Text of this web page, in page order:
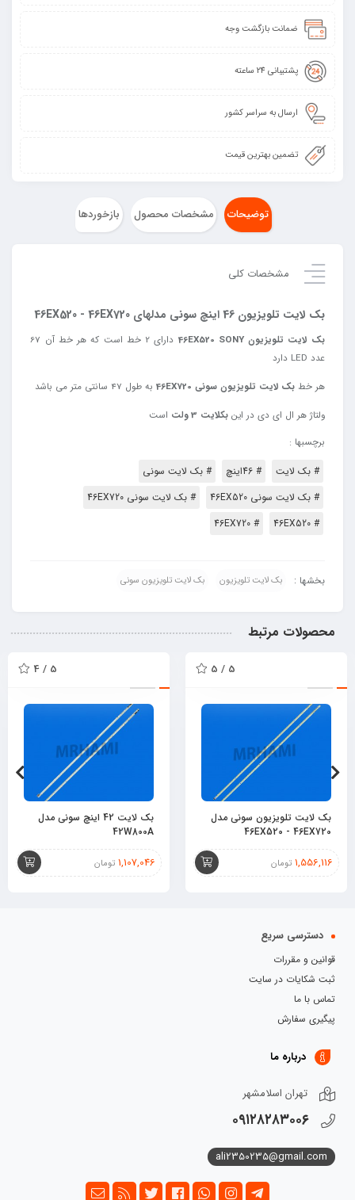
ضمانت بازگشت وجه
پشتیبانی 24 ساعته
ارسال به سراسر کشور
تضمین بهترین قیمت
توضیحات مشخصات محصول بازخوردها
مشخصات کلی
بک لایت تلویزیون 46 اینچ سونی مدلهای 46EX520 - 46EX720
بک لایت تلویزیون 46EX520 SONY
دارای 2 خط است که هر خط آن 67
عدد LED دارد
هر خطبک لایت تلویزیون سونی 46EX720
به طول 47 سانتی متر می باشد
ولتاژ هر ال ای دی در این بکلایت ولت است
برچسبها :
# بک لایت # 46اینچ
# بک لایت سونی
# بک لایت سونی 46EX520
# بک لایت سونی 46EX720
# 46EX520
# 46EX720
بخشها : بک لایت تلویزیون بک لایت تلویزیون سونی
محصولات مرتبط
5 / 5
بک لایت تلویزیون سونی مدل
46EX520 - 46EX720
1,556,116 تومان
5 / 4
بک لایت 42 اینچ سونی مدل
42W800A
1,107,046 تومان
دسترسی سریع
قوانین و مقررات
ثبت شکایات در سایت
تماس با ما
پیگیری سفارش
درباره ما
تهران اسلامشهر
۰۹۱۲۸۲۸۳۰۰۶
ali2350235@gmail.com